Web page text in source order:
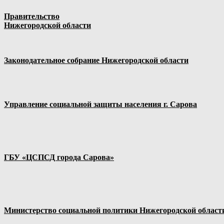
Правительство
Нижегородской области
Законодательное собрание Нижегородской области
Управление социальной защиты населения г. Сарова
ГБУ «ЦСПСД города Сарова»
Министерство социальной политики Нижегородской